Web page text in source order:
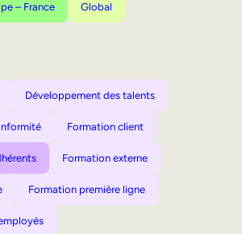
– France Global
Développement des talents
Formation client
Formation externe
Formation première ligne